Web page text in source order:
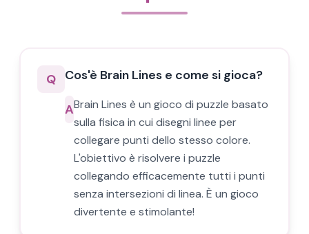
Q Cos'è Brain Lines e come si gioca?
ABrain Lines è un gioco di puzzle basato
sulla fisica in cui disegni linee per
collegare punti dello stesso colore.
L'obiettivo è risolvere i puzzle
collegando efficacemente tutti i punti
senza intersezioni di linea. È un gioco
divertente e stimolante!